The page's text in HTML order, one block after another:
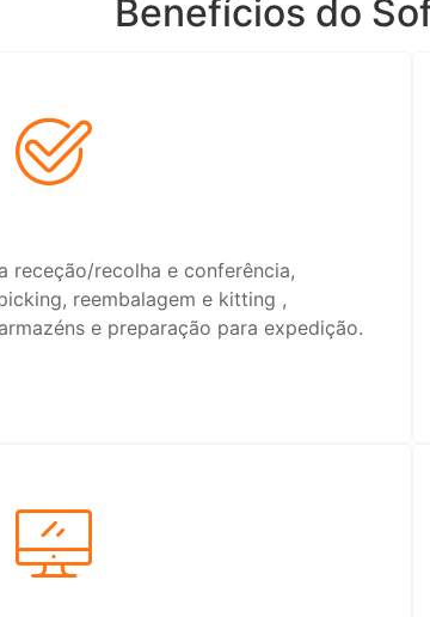
Benefícios do
receção/recolha e conferência,
reembalagem e kitting ,
e preparação para expedição.